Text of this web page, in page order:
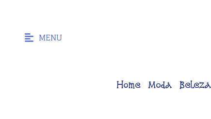
MENU
Home Moda Beleza